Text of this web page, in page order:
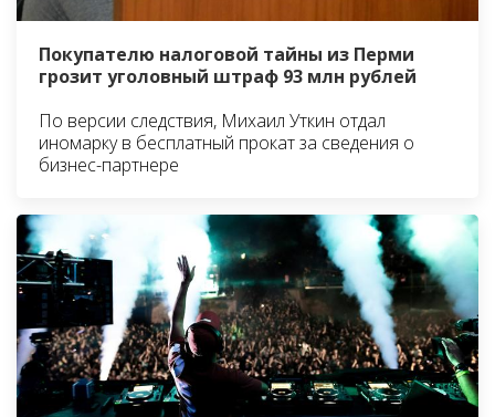
Покупателю налоговой тайны из Перми
грозит уголовный штраф 93 млн рублей
По версии следствия, Михаил Уткин отдал
иномарку в бесплатный прокат за сведения о
бизнес-партнере